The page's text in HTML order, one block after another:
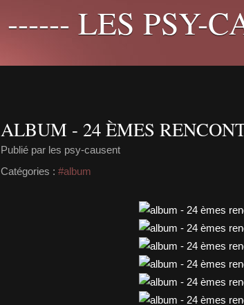
------ LES PSY-
ALBUM - 24 ÈMES
Publié par les psy-causent
Catégories : #album